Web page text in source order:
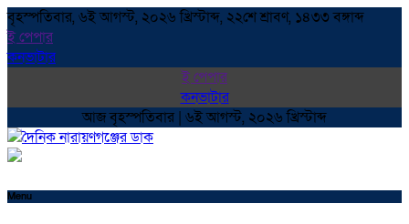
বৃহস্পতিবার, ৬ই আগস্ট, ২০২৬ খ্রিস্টাব্দ, ২২শে শ্রাবণ, ১৪৩৩ বঙ্গাব্দ
ই পেপার
কনভাটার
ই পেপার
কনভাটার
আজ বৃহস্পতিবার | ৬ই আগস্ট, ২০২৬ খ্রিস্টাব্দ
Menu